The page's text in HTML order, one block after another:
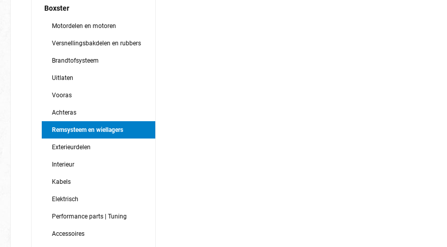
Boxster
Motordelen en motoren
Versnellingsbakdelen en rubbers
Brandtofsysteem
Uitlaten
Vooras
Achteras
Remsysteem en wiellagers
Exterieurdelen
Interieur
Kabels
Elektrisch
Performance parts | Tuning
Accessoires